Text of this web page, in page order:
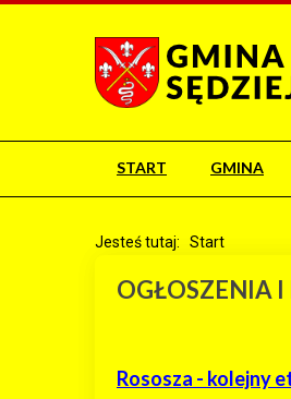
START GMINA
Jesteś tutaj: Start
OGŁOSZENIA
Rososza - kolejny